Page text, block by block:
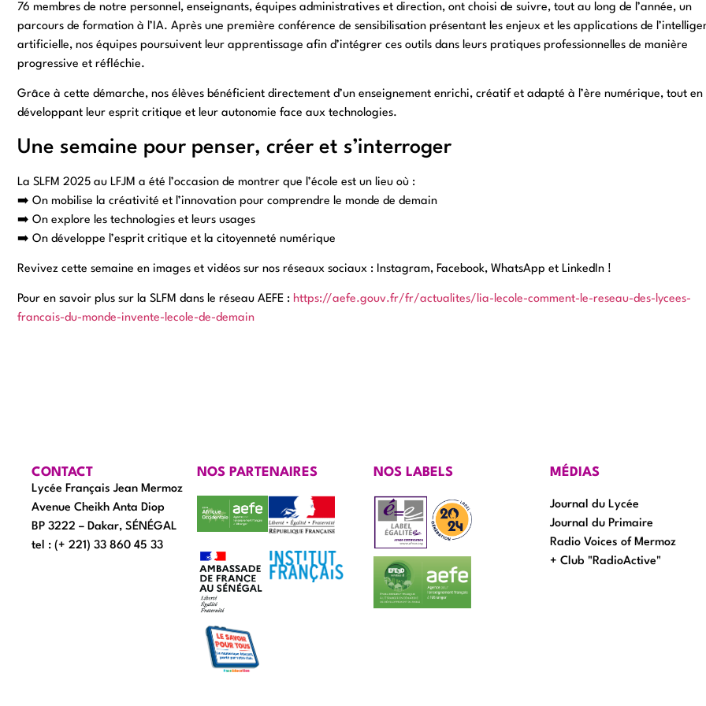
76 membres de notre personnel, enseignants, équipes administratives et direction, ont choisi de suivre, tout au long de l’année, un
parcours de formation à l’IA. Après une première conférence de sensibilisation présentant les enjeux et les applications de
artificielle, nos équipes poursuivent leur apprentissage afin d’intégrer ces outils dans leurs pratiques professionnelles de manière
progressive et réfléchie.
Grâce à cette démarche, nos élèves bénéficient directement d’un enseignement enrichi, créatif et adapté à l’ère numérique, tout en
développant leur esprit critique et leur autonomie face aux technologies.
Une semaine pour penser, créer et s’interroger
La SLFM 2025 au LFJM a été l’occasion de montrer que l’école est un lieu où :
➡️ On mobilise la créativité et l’innovation pour comprendre le monde de demain
➡️ On explore les technologies et leurs usages
➡️ On développe l’esprit critique et la citoyenneté numérique
Revivez cette semaine en images et vidéos sur nos réseaux sociaux : Instagram, Facebook, WhatsApp et LinkedIn !
Pour en savoir plus sur la SLFM dans le réseau AEFE : https://aefe.gouv.fr/fr/actualites/lia-lecole-comment-le-reseau-des-lycees-
francais-du-monde-invente-lecole-de-demain
CONTACT
Lycée Français Jean Mermoz
Avenue Cheikh Anta Diop
BP 3222 – Dakar, SÉNÉGAL
tel : (+ 221) 33 860 45 33
NOS PARTENAIRES NOS LABELS MÉDIAS
Journal du Lycée
Journal du Primaire
Radio Voices of Mermoz
+ Club "RadioActive"